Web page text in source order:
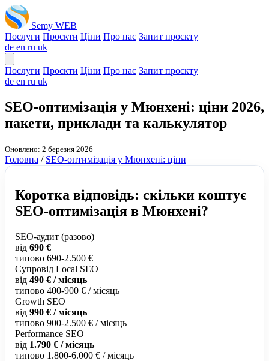
Semy WEB
Послуги Проєкти Ціни Про нас Запит проєкту
de en ru uk
Послуги Проєкти Ціни Про нас Запит проєкту
de en ru uk
SEO-оптимізація у Мюнхені: ціни 2026,
пакети, приклади та калькулятор
Оновлено: 2 березня 2026
Головна / SEO-оптимізація у Мюнхені: ціни
Коротка відповідь: скільки коштує
SEO-оптимізація в Мюнхені?
SEO-аудит (разово)
від 690 €
типово 690-2.500 €
Супровід Local SEO
від 490 € / місяць
типово 400-900 € / місяць
Growth SEO
від 990 € / місяць
типово 900-2.500 € / місяць
Performance SEO
від 1.790 € / місяць
типово 1.800-6.000 € / місяць